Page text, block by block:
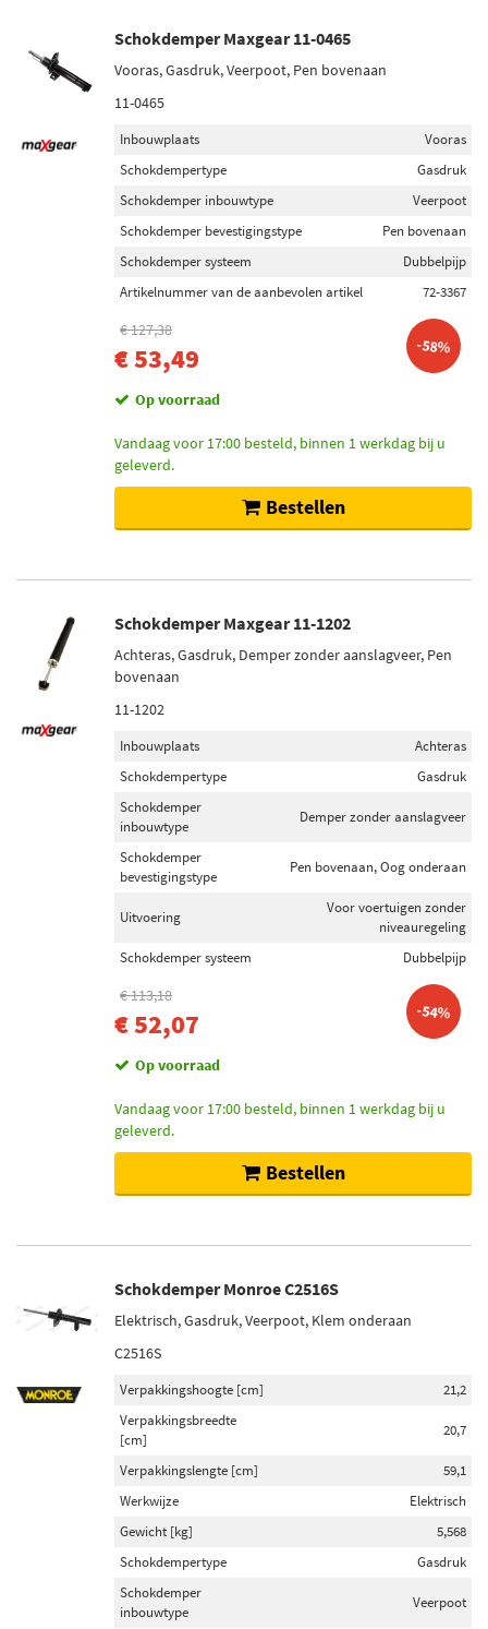
Schokdemper Maxgear 11-0465
Vooras, Gasdruk, Veerpoot, Pen bovenaan
11-0465
Inbouwplaats
Vooras
Schokdempertype
Gasdruk
Schokdemper inbouwtype
Veerpoot
Schokdemper bevestigingstype
Pen bovenaan
Schokdemper systeem
Dubbelpijp
Artikelnummer van de aanbevolen artikel
72-3367
€ 127,38
€ 53,49 -58%
Op voorraad
Vandaag voor 17:00 besteld, binnen 1 werkdag bij u
geleverd.
Bestellen
Schokdemper Maxgear 11-1202
Achteras, Gasdruk, Demper zonder aanslagveer, Pen
bovenaan
11-1202
Inbouwplaats
Achteras
Schokdempertype
Gasdruk
Schokdemper
inbouwtype
Demper zonder aanslagveer
Schokdemper
bevestigingstype
Pen bovenaan, Oog onderaan
Uitvoering
Voor voertuigen zonder
niveauregeling
Schokdemper systeem
Dubbelpijp
€ 113,18
€ 52,07 -54%
Op voorraad
Vandaag voor 17:00 besteld, binnen 1 werkdag bij u
geleverd.
Bestellen
Schokdemper Monroe C2516S
Elektrisch, Gasdruk, Veerpoot, Klem onderaan
C2516S
Verpakkingshoogte [cm]
21,2
Verpakkingsbreedte
[cm]
20,7
Verpakkingslengte [cm]
59,1
Werkwijze
Elektrisch
Gewicht [kg]
5,568
Schokdempertype
Gasdruk
Schokdemper
inbouwtype
Veerpoot